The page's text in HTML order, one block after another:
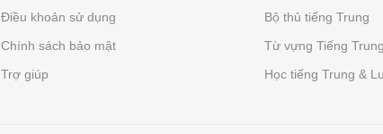
Điều khoản sử dụng
Chính sách bảo mật
Trợ giúp
Bộ thủ tiếng Trung
Từ vựng Tiếng Trung
Học tiếng Trung &